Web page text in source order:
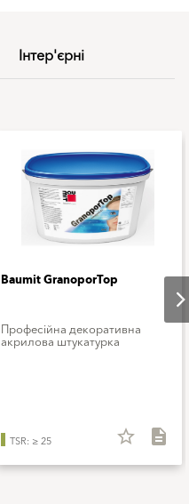
Інтер'єрні
Baumit GranoporTop
Професійна декоративна
акрилова штукатурка
TSR: ≥ 25 star_border description